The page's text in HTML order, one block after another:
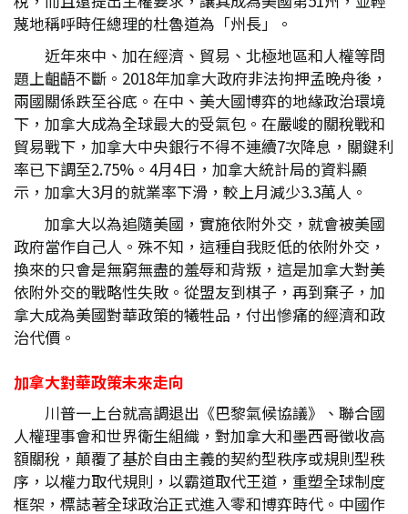
蔑地稱呼時任總理的杜魯道為「州長」。
近年來中、加在經濟、貿易、北極地區和人權等問
題上齟齬不斷。2018年加拿大政府非法拘押孟晚舟後，
兩國關係跌至谷底。在中、美大國博弈的地緣政治環境
下，加拿大成為全球最大的受氣包。在嚴峻的關稅戰和
貿易戰下，加拿大中央銀行不得不連續7次降息，關鍵利
率已下調至2.75%。4月4日，加拿大統計局的資料顯
示，加拿大3月的就業率下滑，較上月減少3.3萬人。
加拿大以為追隨美國，實施依附外交，就會被美國
政府當作自己人。殊不知，這種自我貶低的依附外交，
換來的只會是無窮無盡的羞辱和背叛，這是加拿大對美
依附外交的戰略性失敗。從盟友到棋子，再到棄子，加
拿大成為美國對華政策的犧牲品，付出慘痛的經濟和政
治代價。
加拿大對華政策未來走向
川普一上台就高調退出《巴黎氣候協議》、聯合國
人權理事會和世界衛生組織，對加拿大和墨西哥徵收高
額關稅，顛覆了基於自由主義的契約型秩序或規則型秩
序，以權力取代規則，以霸道取代王道，重塑全球制度
框架，標誌著全球政治正式進入零和博弈時代。中國作